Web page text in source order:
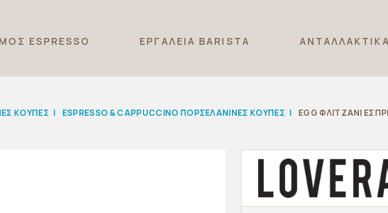
ESPRESSO ΕΡΓΑΛΕΙΑ BARISTA ΑΝΤΑΛΛΑΚΤΙΚΑ
ΚΟΥΠΕΣ | ESPRESSO & CAPPUCCINO ΠΟΡΣΕΛΑΝΙΝΕΣ ΚΟΥΠΕΣ | EGG ΦΛΙΤΖΆΝΙ